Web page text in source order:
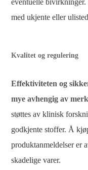
eventuelle
med ukjente eller
Kvalitet og regulering
Effektiviteten og
mye avhengig av
støttes av klinisk
godkjente stoffer. Å
produktanmeldelser er
skadelige varer.